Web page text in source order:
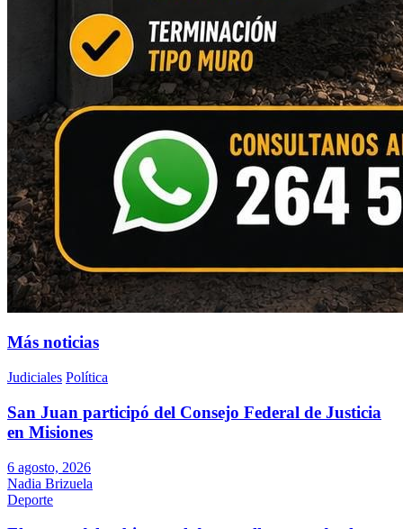
Más noticias
Judiciales Política
San Juan participó del Consejo Federal de Justicia
en Misiones
6 agosto, 2026
Nadia Brizuela
Deporte